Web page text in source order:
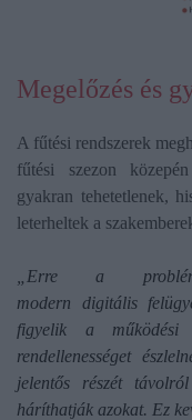
Megelőzés és
A fűtési rendszerek
fűtési szezon
gyakran tehetetlenek,
leterheltek a
„Erre a
modern digitális
figyelik a
rendellenességet
jelentős részét
háríthatják azokat. Ez